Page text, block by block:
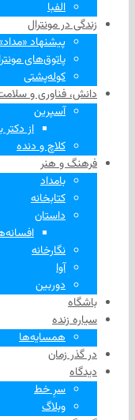
الفبا
زندگی در مونترال
پیشنهاد
پاتوق‌های
کوله‌پشتی
دانش، فناوری و
آسپرین
از دکتر
کلاچ و دنده
فرهنگ و هنر
بامداد
کتابخانه
داستان
نگارخانه
آوا
دوربین
باشگاه
سیاره زنده
همسایه‌ها
در گذر زمان
دیدگاه
سرِ خط
وبلاگ